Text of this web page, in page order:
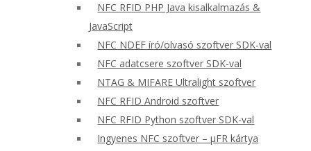
NFC RFID PHP Java kisalkalmazás &
JavaScript
NFC NDEF író/olvasó szoftver SDK-val
NFC adatcsere szoftver SDK-val
NTAG & MIFARE Ultralight szoftver
NFC RFID Android szoftver
NFC RFID Python szoftver SDK-val
Ingyenes NFC szoftver – μFR kártya